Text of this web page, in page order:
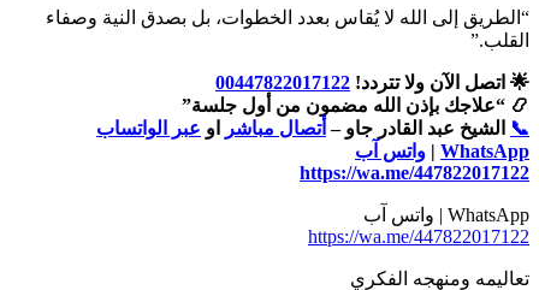
“الطريق إلى الله لا يُقاس بعدد الخطوات، بل بصدق النية وصفاء
القلب.”
🌟 اتصل الآن ولا تتردد! 00447822017122
📿 “علاجك بإذن الله مضمون من أول جلسة”
📞
الشيخ عبد القادر جاو – أتصال مباشر او عبر الواتساب
WhatsApp
| واتس آب
https://wa.me/447822017122
WhatsApp | واتس آب
https://wa.me/447822017122
تعاليمه ومنهجه الفكري